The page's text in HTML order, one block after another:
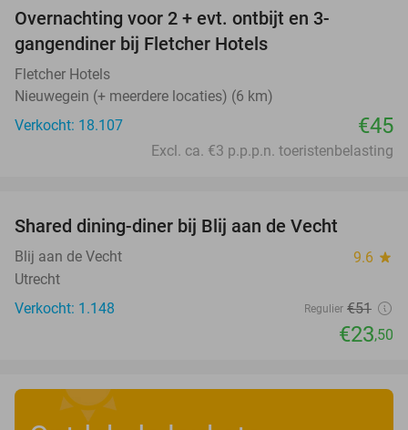
Overnachting voor 2 + evt. ontbijt en 3-
gangendiner bij Fletcher Hotels
Fletcher Hotels
Nieuwegein (+ meerdere locaties) (6 km)
Verkocht: 18.107
€45
Excl. ca. €3 p.p.p.n. toeristenbelasting
Shared dining-diner bij Blij aan de Vecht
Blij aan de Vecht 9.6 star
Utrecht
Verkocht: 1.148
Regulier €51
€23,50